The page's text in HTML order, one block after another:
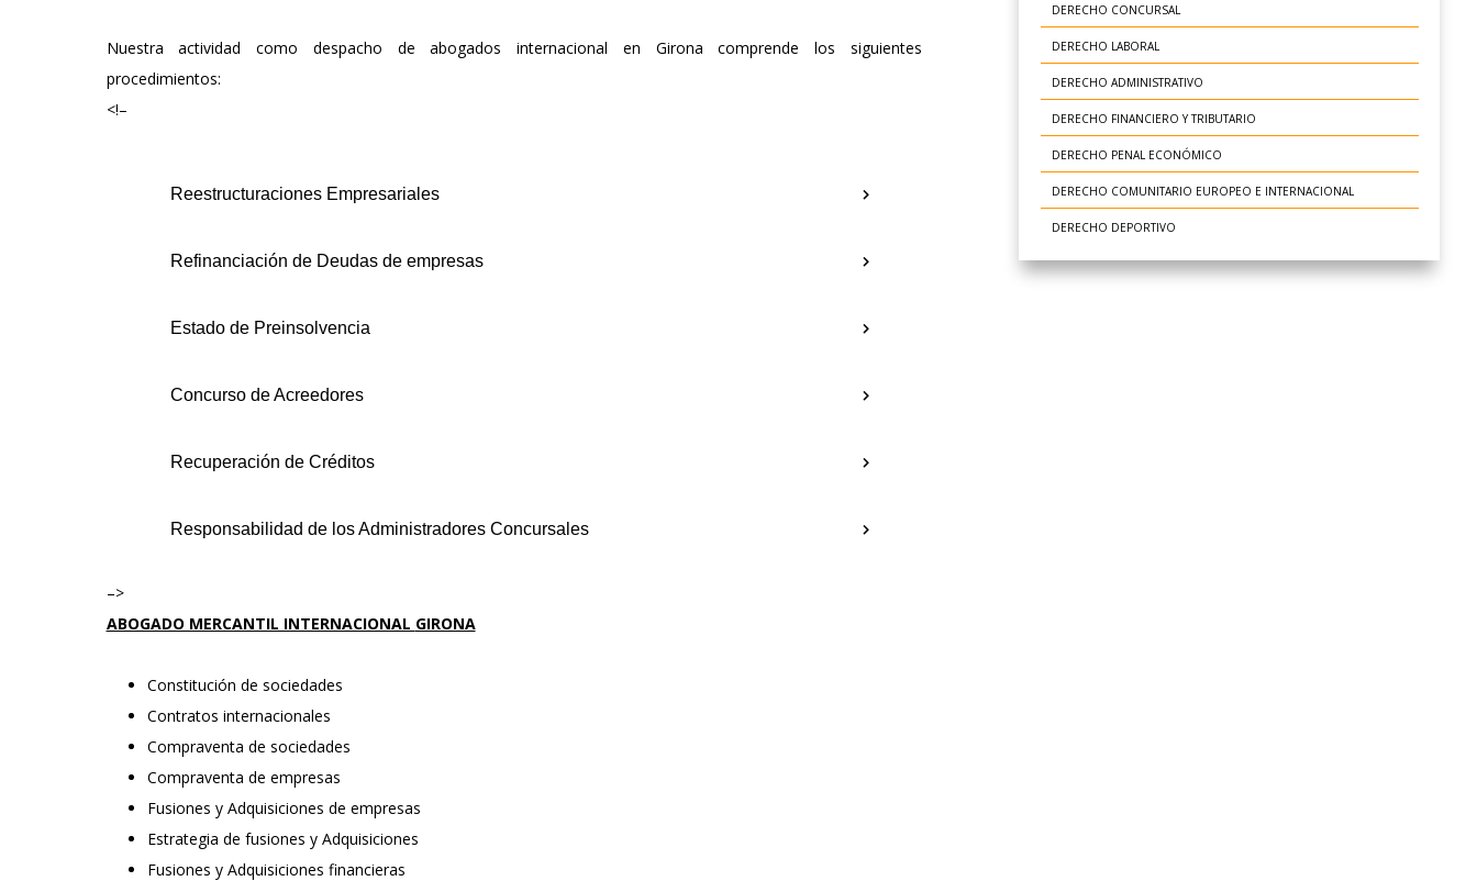
Nuestra actividad como despacho de abogados internacional en Girona comprende los siguientes
procedimientos:
<!–
Reestructuraciones Empresariales
Refinanciación de Deudas de empresas
Estado de Preinsolvencia
Concurso de Acreedores
Recuperación de Créditos
Responsabilidad de los Administradores Concursales
–>
ABOGADO MERCANTIL INTERNACIONAL GIRONA
Constitución de sociedades
Contratos internacionales
Compraventa de sociedades
Compraventa de empresas
Fusiones y Adquisiciones de empresas
Estrategia de fusiones y Adquisiciones
Fusiones y Adquisiciones financieras
DERECHO CONCURSAL
DERECHO LABORAL
DERECHO ADMINISTRATIVO
DERECHO FINANCIERO Y TRIBUTARIO
DERECHO PENAL ECONÓMICO
DERECHO COMUNITARIO EUROPEO E INTERNACIONAL
DERECHO DEPORTIVO